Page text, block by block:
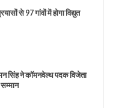
से 97 गांवों में होगा विद्युत
सिंह ने कॉमनवेल्थ पदक विजेता
सम्मान